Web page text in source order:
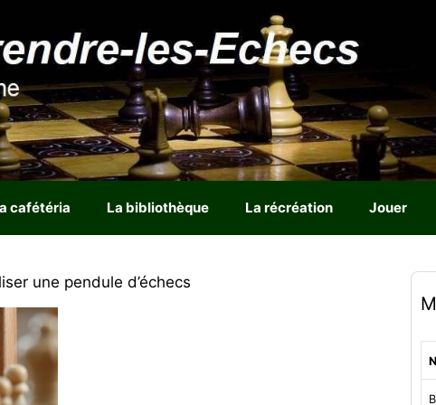
cafétéria La bibliothèque La récréation Jouer
une pendule d’échecs